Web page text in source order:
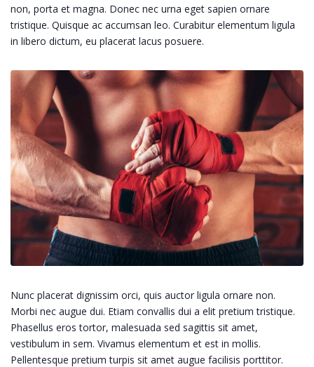
non, porta et magna. Donec nec urna eget sapien ornare
tristique. Quisque ac accumsan leo. Curabitur elementum ligula
in libero dictum, eu placerat lacus posuere.
Nunc placerat dignissim orci, quis auctor ligula ornare non.
Morbi nec augue dui. Etiam convallis dui a elit pretium tristique.
Phasellus eros tortor, malesuada sed sagittis sit amet,
vestibulum in sem. Vivamus elementum et est in mollis.
Pellentesque pretium turpis sit amet augue facilisis porttitor.